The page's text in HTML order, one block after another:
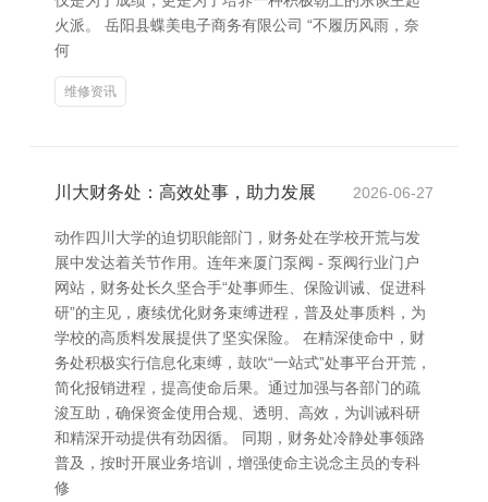
火派。 岳阳县蝶美电子商务有限公司 “不履历风雨，奈
何
维修资讯
川大财务处：高效处事，助力发展 2026-06-27
动作四川大学的迫切职能部门，财务处在学校开荒与发
展中发达着关节作用。连年来厦门泵阀 - 泵阀行业门户
网站，财务处长久坚合手“处事师生、保险训诫、促进科
研”的主见，赓续优化财务束缚进程，普及处事质料，为
学校的高质料发展提供了坚实保险。 在精深使命中，财
务处积极实行信息化束缚，鼓吹“一站式”处事平台开荒，
简化报销进程，提高使命后果。通过加强与各部门的疏
浚互助，确保资金使用合规、透明、高效，为训诫科研
和精深开动提供有劲因循。 同期，财务处冷静处事领路
普及，按时开展业务培训，增强使命主说念主员的专科
修